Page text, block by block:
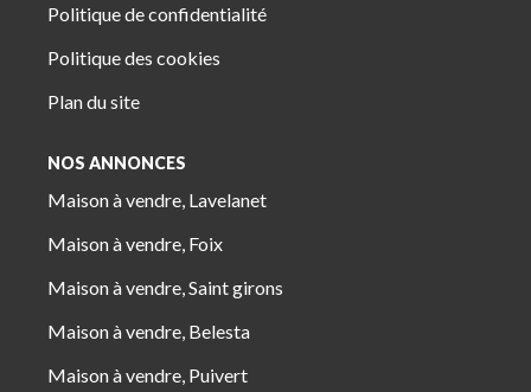
Politique de confidentialité
Politique des cookies
Plan du site
NOS ANNONCES
Maison à vendre, Lavelanet
Maison à vendre, Foix
Maison à vendre, Saint girons
Maison à vendre, Belesta
Maison à vendre, Puivert